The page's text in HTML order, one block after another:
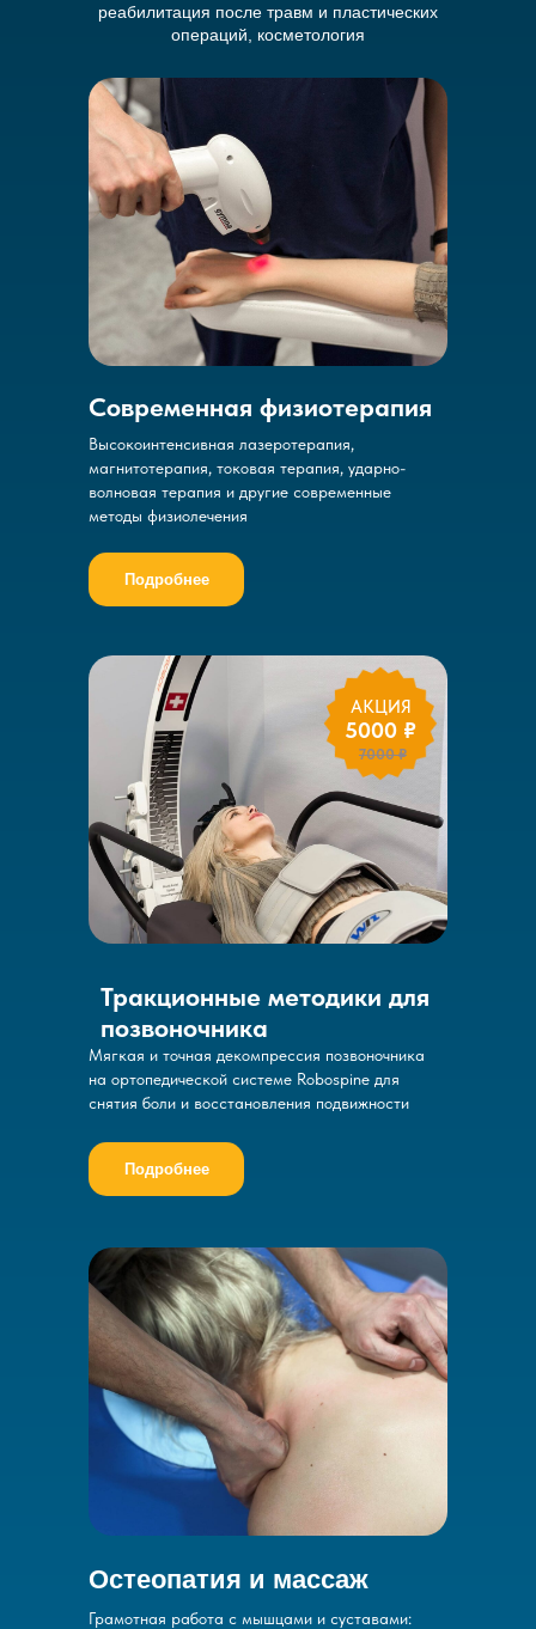
Современная физиотерапия
Высокоинтенсивная лазеротерапия,
магнитотерапия, токовая терапия, ударно-
волновая терапия и другие современные
методы физиолечения
Тракционные методики для
позвоночника
Мягкая и точная декомпрессия позвоночника
на ортопедической системе Robospine для
снятия боли и восстановления подвижности
Грамотная работа с мышцами и суставами:
Остеопатия и массаж
реабилитация после травм и пластических
операций, косметология
Подробнее
Подробнее
7000 ₽
5000 ₽
АКЦИЯ